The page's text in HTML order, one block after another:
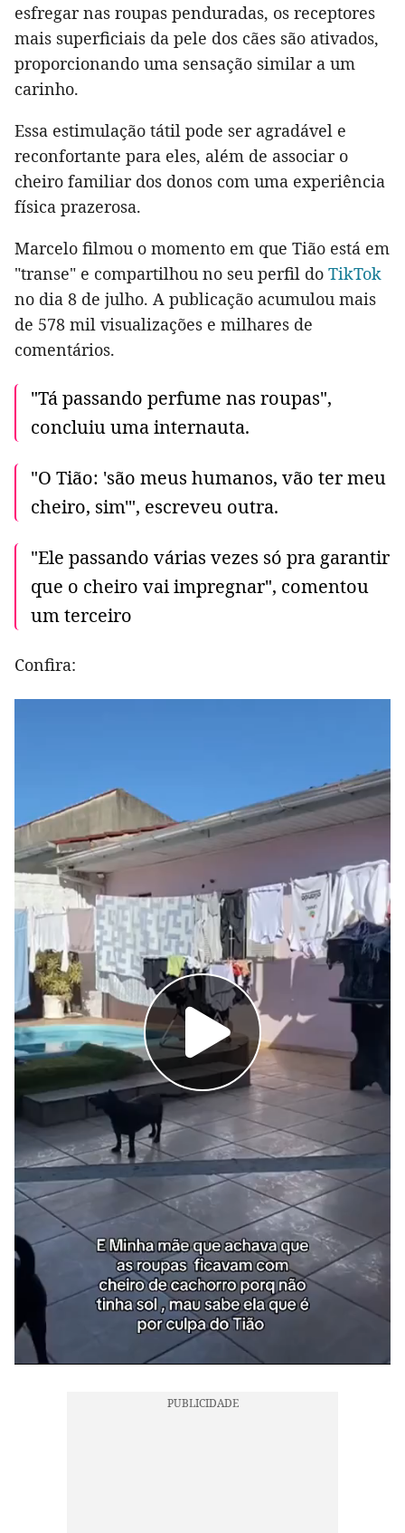
esfregar nas roupas penduradas, os receptores
mais superficiais da pele dos cães são ativados,
proporcionando uma sensação similar a um
carinho.
Essa estimulação tátil pode ser agradável e
reconfortante para eles, além de associar o
cheiro familiar dos donos com uma experiência
física prazerosa.
Marcelo filmou o momento em que Tião está em
"transe" e compartilhou no seu perfil do TikTok
no dia 8 de julho. A publicação acumulou mais
de 578 mil visualizações e milhares de
comentários.
"Tá passando perfume nas roupas",
concluiu uma internauta.
"O Tião: 'são meus humanos, vão ter meu
cheiro, sim'", escreveu outra.
"Ele passando várias vezes só pra garantir
que o cheiro vai impregnar", comentou
um terceiro
Confira: